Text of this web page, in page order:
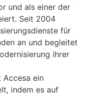
und als einer der
Seit 2004
für
an und begleitet
ihrer
Accesa ein
indem es auf